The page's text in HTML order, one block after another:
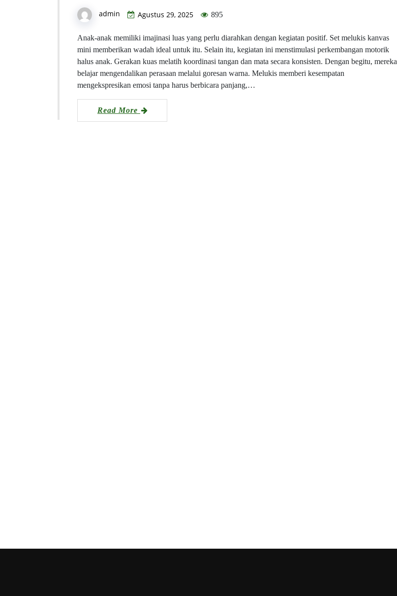
admin Agustus 29, 2025 895
Anak-anak memiliki imajinasi luas yang perlu diarahkan dengan kegiatan positif. Set melukis kanvas
mini memberikan wadah ideal untuk itu. Selain itu, kegiatan ini menstimulasi perkembangan motorik
halus anak. Gerakan kuas melatih koordinasi tangan dan mata secara konsisten. Dengan begitu, mereka
belajar mengendalikan perasaan melalui goresan warna. Melukis memberi kesempatan
mengekspresikan emosi tanpa harus berbicara panjang,…
Read More